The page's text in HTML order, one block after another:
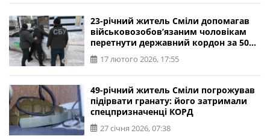
голова Сергій Ананко. “Останнім часом моїм знайомим
телефонують і пишуть невідомі, представляючись
Сергієм Ананком, та просять позичити гроші.
Повідомляю офіційно — жодних фінансових прохань я
нікому […]
23-річний житель Сміли допомагав
військовозобов’язаним чоловікам
перетнути державний кордон за 5000
доларів
17 лютого 2026, 17:55
49-річний житель Сміли погрожував
підірвати гранату: його затримали
спецпризначенці КОРД
27 січня 2026, 07:38